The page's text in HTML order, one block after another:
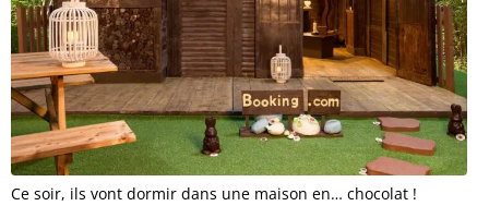
Ce soir, ils vont dormir dans une maison en… chocolat !